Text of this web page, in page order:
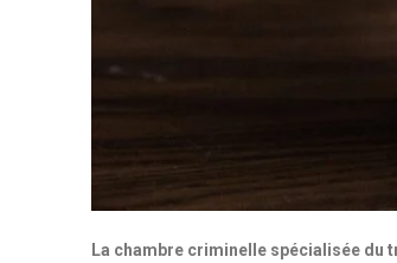
La chambre criminelle spécialisée du